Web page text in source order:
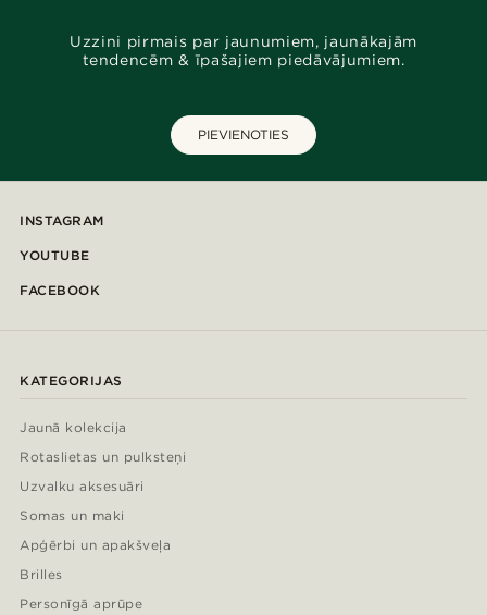
Uzzini pirmais par jaunumiem, jaunākajām
tendencēm & īpašajiem piedāvājumiem.
PIEVIENOTIES
INSTAGRAM
YOUTUBE
FACEBOOK
KATEGORIJAS
Jaunā kolekcija
Rotaslietas un pulksteņi
Uzvalku aksesuāri
Somas un maki
Apģērbi un apakšveļa
Brilles
Personīgā aprūpe